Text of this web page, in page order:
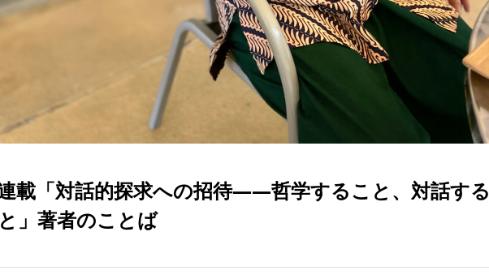
載「対話的探求への招待――哲学すること、対話する
」著者のことば